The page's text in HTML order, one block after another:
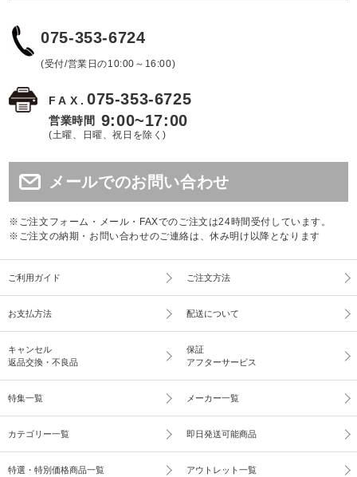
075-353-6724
(受付/営業日の10:00～16:00)
FAX.075-353-6725
営業時間 9:00~17:00
(土曜、日曜、祝日を除く)
メールでのお問い合わせ
※ご注文フォーム・メール・FAXでのご注文は24時間受付しています。
※ご注文の納期・お問い合わせのご連絡は、休み明け以降となります
ご利用ガイド ご注文方法
お支払方法 配送について
キャンセル
返品交換・不良品
保証
アフターサービス
特集一覧 メーカー一覧
カテゴリー一覧 即日発送可能商品
特選・特別価格商品一覧 アウトレット一覧